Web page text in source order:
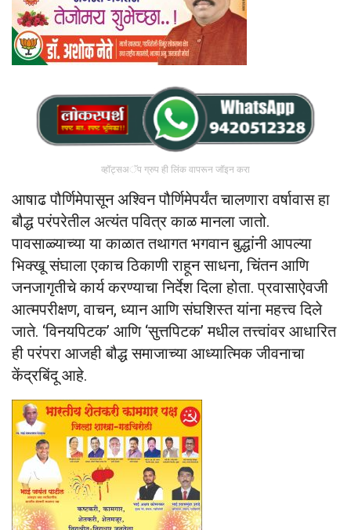
व्हॉट्सअॅप ग्रुप ही लिंक वापरून जॉइन करा
आषाढ पौर्णिमेपासून अश्विन पौर्णिमेपर्यंत चालणारा वर्षावास हा
बौद्ध परंपरेतील अत्यंत पवित्र काळ मानला जातो.
पावसाळ्याच्या या काळात तथागत भगवान बुद्धांनी आपल्या
भिक्खू संघाला एकाच ठिकाणी राहून साधना, चिंतन आणि
जनजागृतीचे कार्य करण्याचा निर्देश दिला होता. प्रवासाऐवजी
आत्मपरीक्षण, वाचन, ध्यान आणि संघशिस्त यांना महत्त्व दिले
जाते. ‘विनयपिटक’ आणि ‘सुत्तपिटक’ मधील तत्त्वांवर आधारित
ही परंपरा आजही बौद्ध समाजाच्या आध्यात्मिक जीवनाचा
केंद्रबिंदू आहे.